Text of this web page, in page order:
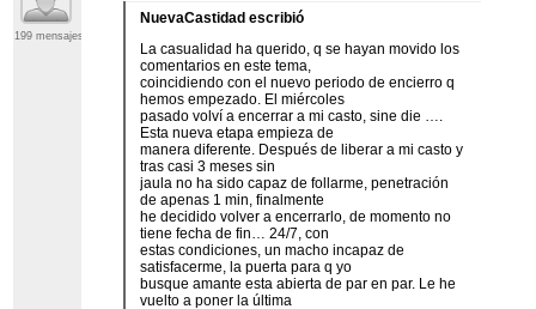
199 mensajes
NuevaCastidad escribió
La casualidad ha querido, q se hayan movido los
comentarios en este tema,
coincidiendo con el nuevo periodo de encierro q
hemos empezado. El miércoles
pasado volví a encerrar a mi casto, sine die ….
Esta nueva etapa empieza de
manera diferente. Después de liberar a mi casto y
tras casi 3 meses sin
jaula no ha sido capaz de follarme, penetración
de apenas 1 min, finalmente
he decidido volver a encerrarlo, de momento no
tiene fecha de fin… 24/7, con
estas condiciones, un macho incapaz de
satisfacerme, la puerta para q yo
busque amante esta abierta de par en par. Le he
vuelto a poner la última